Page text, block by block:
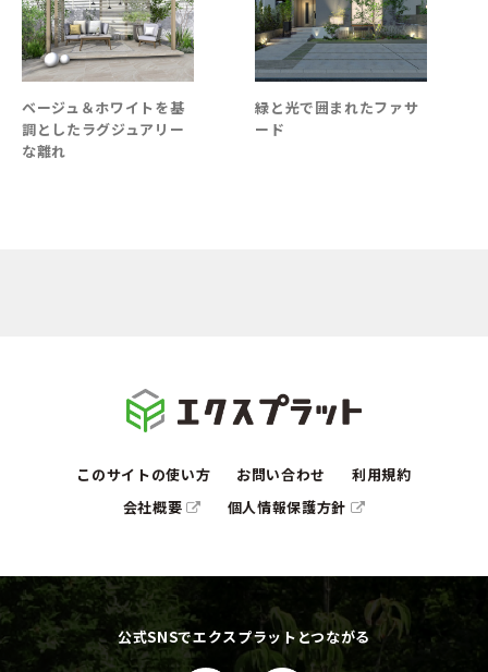
ベージュ＆ホワイトを基
調としたラグジュアリー
な離れ
緑と光で囲まれたファサ
ード
このサイトの使い方 お問い合わせ
利用規約
会社概要
個人情報保護方針
公式SNSでエクスプラットとつながる